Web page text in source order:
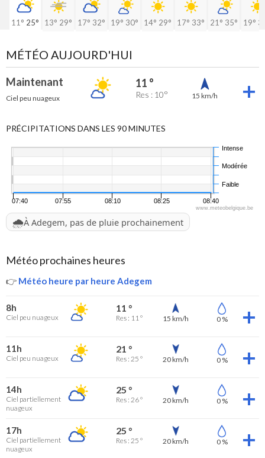
11° 25° 13° 29° 17° 32° 19° 30° 14° 29° 17° 33° 21° 35° 19°
MÉTÉO AUJOURD'HUI
Maintenant
Ciel peu nuageux
11 °
Res : 10° 15 km/h
PRÉCIPITATIONS DANS LES 90 MINUTES
07:40 07:55 08:10 08:25 08:40
Faible
Modérée
Intense
www.meteobelgique.be
🌧️À Adegem, pas de pluie prochainement
Météo prochaines heures
👉 Météo heure par heure Adegem
8h
Ciel peu nuageux
11 °
Res : 11 ° 15 km/h 0 %
11h
Ciel peu nuageux
21 °
Res : 25 ° 20 km/h 0 %
14h
Ciel partiellement
nuageux
25 °
Res : 26 ° 20 km/h 0 %
17h
Ciel partiellement
nuageux
25 °
Res : 25 ° 20 km/h 0 %